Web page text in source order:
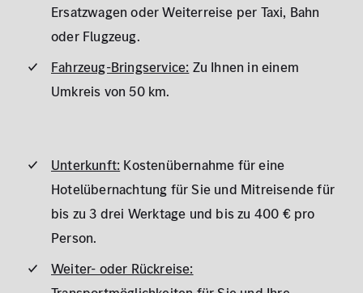
Ersatzwagen oder Weiterreise per Taxi, Bahn
oder Flugzeug.
Fahrzeug-Bringservice: Zu Ihnen in einem
Umkreis von 50 km.
Unterkunft: Kostenübernahme für eine
Hotelübernachtung für Sie und Mitreisende für
bis zu 3 drei Werktage und bis zu 400 € pro
Person.
Weiter- oder Rückreise: